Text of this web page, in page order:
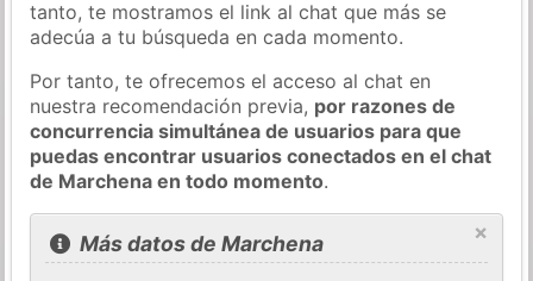
tanto, te mostramos el link al chat que más se
adecúa a tu búsqueda en cada momento.
Por tanto, te ofrecemos el acceso al chat en
nuestra recomendación previa, por razones de
concurrencia simultánea de usuarios para que
puedas encontrar usuarios conectados en el chat
de Marchena en todo momento.
×
Más datos de Marchena